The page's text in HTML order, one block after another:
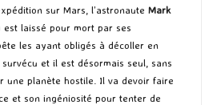
sur Mars, l’astronaute Mark
est laissé pour mort par ses
les ayant obligés à décoller en
survécu et il est désormais seul, sans
une planète hostile. Il va devoir faire
et son ingéniosité pour tenter de